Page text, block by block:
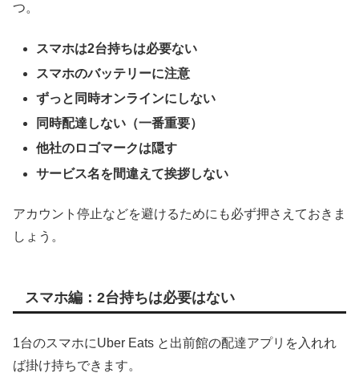
つ。
スマホは2台持ちは必要ない
スマホのバッテリーに注意
ずっと同時オンラインにしない
同時配達しない（一番重要）
他社のロゴマークは隠す
サービス名を間違えて挨拶しない
アカウント停止などを避けるためにも必ず押さえておきま
しょう。
スマホ編：2台持ちは必要はない
1台のスマホにUber Eats と出前館の配達アプリを入れれ
ば掛け持ちできます。